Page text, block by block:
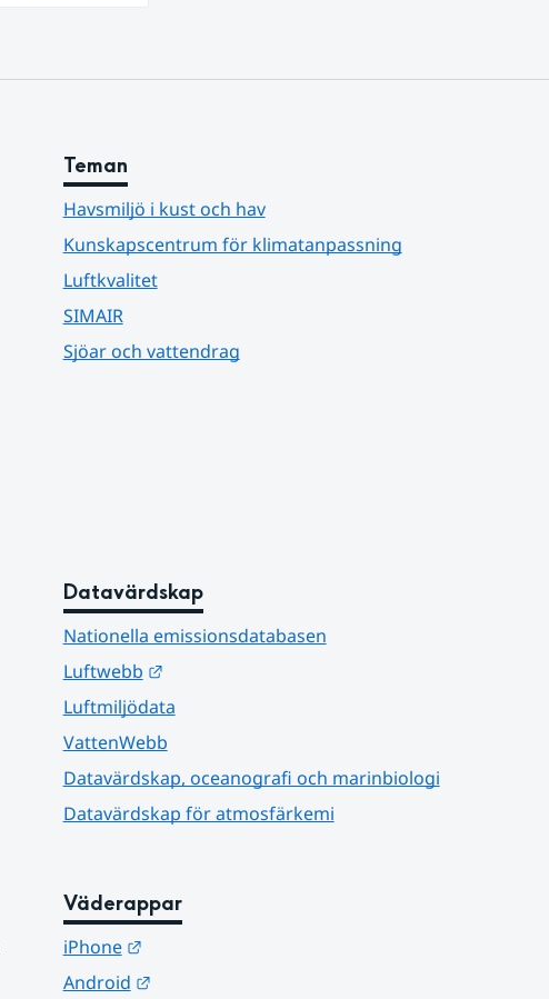
Teman
Havsmiljö i kust och hav
Kunskapscentrum för klimatanpassning
Luftkvalitet
SIMAIR
Sjöar och vattendrag
Datavärdskap
Nationella emissionsdatabasen
Luftwebb
Länk till annan webbplats.
Luftmiljödata
VattenWebb
Datavärdskap, oceanografi och marinbiologi
Datavärdskap för atmosfärkemi
Väderappar
iPhone
Länk till annan webbplats.
Android
Länk till annan webbplats.